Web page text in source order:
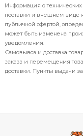
Информация о технических
поставки и внешнем виде
публичной офертой,
может быть изменена
уведомления.
Самовывоз и доставка
заказа и перемещения
доставки. Пункты выдачи